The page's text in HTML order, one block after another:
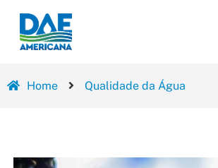
Home Qualidade da Água